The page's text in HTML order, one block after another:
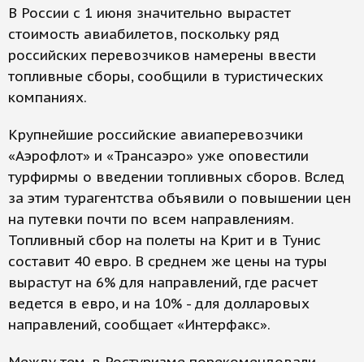
В России с 1 июня значительно вырастет
стоимость авиабилетов, поскольку ряд
российских перевозчиков намерены ввести
топливные сборы, сообщили в туристических
компаниях.
Крупнейшие российские авиаперевозчики
«Аэрофлот» и «Трансаэро» уже оповестили
турфирмы о введении топливных сборов. Вслед
за этим турагентства объявили о повышении цен
на путевки почти по всем направлениям.
Топливный сбор на полеты на Крит и в Тунис
составит 40 евро. В среднем же цены на туры
вырастут на 6% для направлений, где расчет
ведется в евро, и на 10% - для долларовых
направлений, сообщает «Интерфакс».